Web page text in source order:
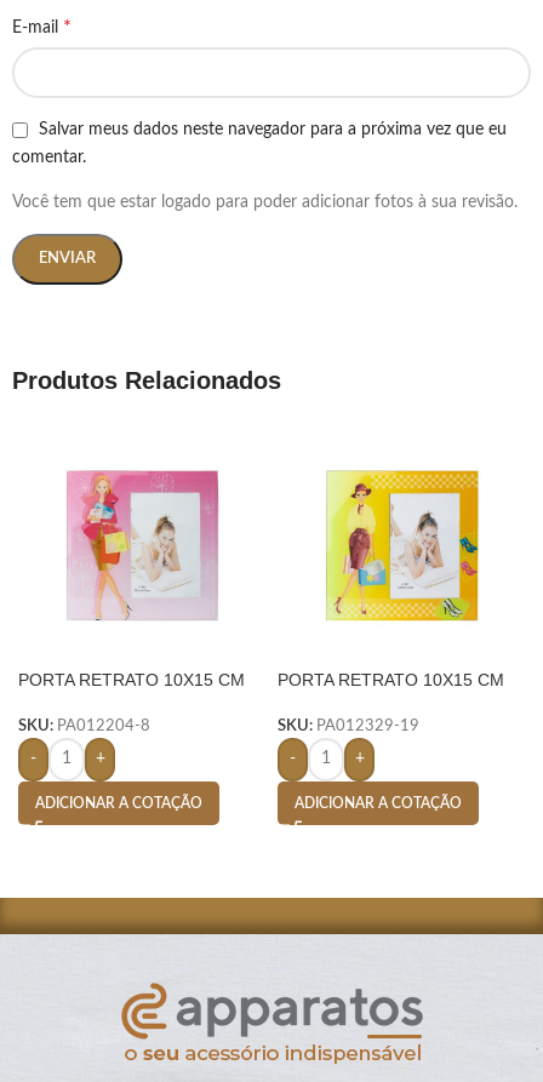
E-mail *
Salvar meus dados neste navegador para a próxima vez que eu
comentar.
Você tem que estar logado para poder adicionar fotos à sua revisão.
Produtos Relacionados
PORTA RETRATO 10X15 CM
SKU: PA012204-8
- +
ADICIONAR A COTAÇÃO
PORTA RETRATO 10X15 CM
SKU: PA012329-19
- +
ADICIONAR A COTAÇÃO